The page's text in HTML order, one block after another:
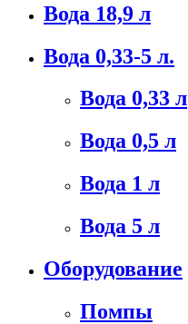
Вода 18,9 л
Вода 0,33-5 л.
Вода 0,33 л
Вода 0,5 л
Вода 1 л
Вода 5 л
Оборудование
Помпы